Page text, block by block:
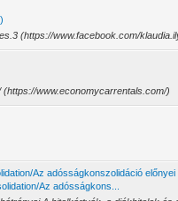
(https://www.facebook.com/
www.economycarrentals.com/)
Az adósságkonszolidáció
Az adósságkons...